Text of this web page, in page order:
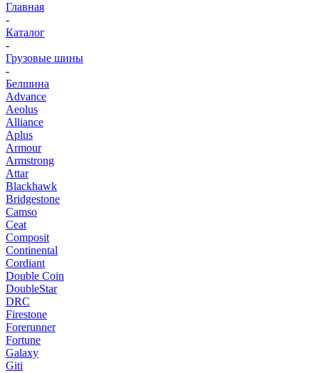
Главная
-
Каталог
-
Грузовые шины
-
Белшина
Advance
Aeolus
Alliance
Aplus
Armour
Armstrong
Attar
Blackhawk
Bridgestone
Camso
Ceat
Composit
Continental
Cordiant
Double Coin
DoubleStar
DRC
Firestone
Forerunner
Fortune
Galaxy
Giti